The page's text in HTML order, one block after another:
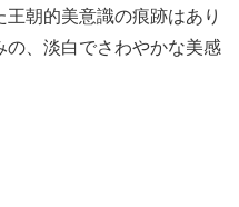
朝的美意識の痕跡はあり
の、淡白でさわやかな美感